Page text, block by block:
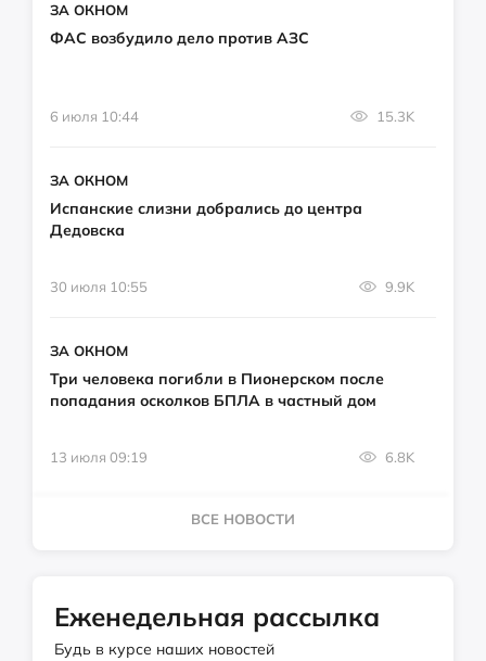
ЗА ОКНОМ
ФАС возбудило дело против АЗС
6 июля 10:44 15.3K
ЗА ОКНОМ
Испанские слизни добрались до центра
Дедовска
30 июля 10:55 9.9K
ЗА ОКНОМ
Три человека погибли в Пионерском после
попадания осколков БПЛА в частный дом
13 июля 09:19 6.8K
ВСЕ НОВОСТИ
Еженедельная рассылка
Будь в курсе наших новостей